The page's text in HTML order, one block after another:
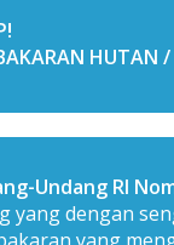
HUTAN
Undang RI
yang dengan